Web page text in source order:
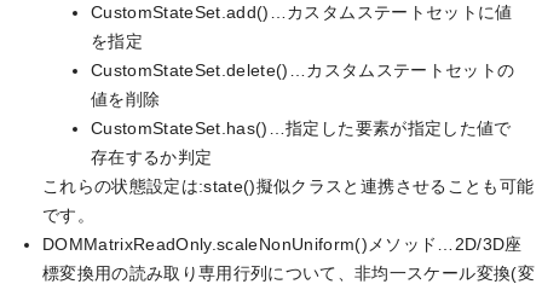
CustomStateSet.add()…カスタムステートセットに値
を指定
CustomStateSet.delete()…カスタムステートセットの
値を削除
CustomStateSet.has()…指定した要素が指定した値で
存在するか判定
これらの状態設定は:state()擬似クラスと連携させることも可能
です。
DOMMatrixReadOnly.scaleNonUniform()メソッド…2D/3D座
標変換用の読み取り専用行列について、非均一スケール変換(変